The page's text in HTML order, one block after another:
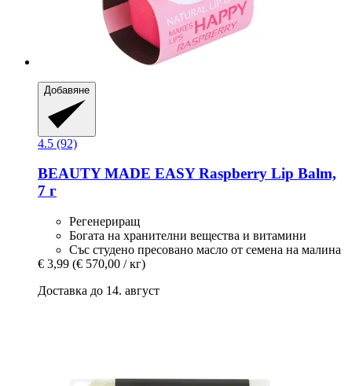
Добавяне
4.5 (92)
BEAUTY MADE EASYRaspberry Lip Balm,
7 г
Регенериращ
Богата на хранителни вещества и витамини
Със студено пресовано масло от семена на малина
€ 3,99 (€ 570,00 / кг)
Доставка до 14. август